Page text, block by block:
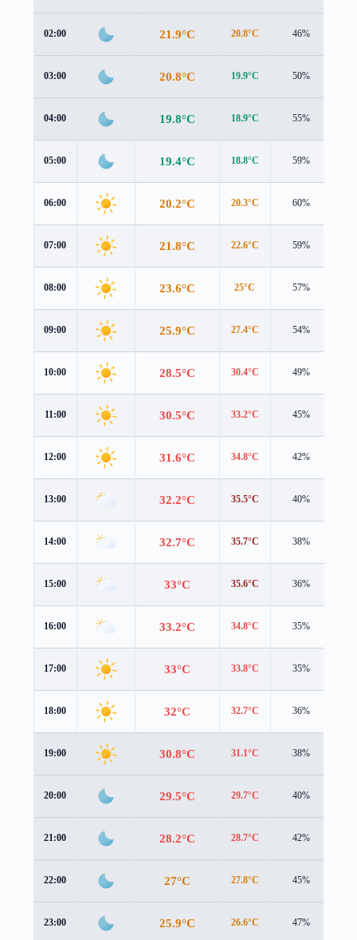
02:00 21.9°C 20.8°C 46%
03:00 20.8°C 19.9°C 50%
04:00 19.8°C 18.9°C 55%
05:00 19.4°C 18.8°C 59%
06:00 20.2°C 20.3°C 60%
07:00 21.8°C 22.6°C 59%
08:00 23.6°C 25°C 57%
09:00 25.9°C 27.4°C 54%
10:00 28.5°C 30.4°C 49%
11:00 30.5°C 33.2°C 45%
12:00 31.6°C 34.8°C 42%
13:00 32.2°C 35.5°C 40%
14:00 32.7°C 35.7°C 38%
15:00 33°C 35.6°C 36%
16:00 33.2°C 34.8°C 35%
17:00 33°C 33.8°C 35%
18:00 32°C 32.7°C 36%
19:00 30.8°C 31.1°C 38%
20:00 29.5°C 29.7°C 40%
21:00 28.2°C 28.7°C 42%
22:00 27°C 27.8°C 45%
23:00 25.9°C 26.6°C 47%